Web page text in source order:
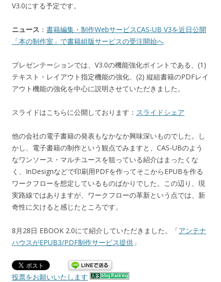
V3.0にする予定です。
ニュース ： 書籍編集・制作WebサービスCAS-UB V3を近日公開
「本の制作室」で書籍組版サービスの受注開始へ
プレゼンテーションでは、V3.0の機能強化ポイントである、(1)
テキスト・レイアウト指定機能の強化、(2) 縦組書籍のPDFレイ
アウト機能の強化を中心に説明させていただきました。
スライドはこちらに公開しております： スライドシェア
他の会社の電子書籍の発表もなかなか興味深いものでした。し
かし、電子書籍の制作という観点でみますと、CAS-UBのよう
なワンソース・マルチユースを狙っている紹介はまったくな
く、InDesignなどで印刷用PDFを作ってそこからEPUBを作る
ワークフローを想定しているものばかりでした。この辺り、現
実路線ではありますが、ワークフローの革新という点では、新
奇性に欠けると感じたところです。
8月28日 EBOOK 2.0にて紹介していただきました。「アンテナ
ハウスがEPUB3/PDF制作サービス提供 」
投票をお願いいたします